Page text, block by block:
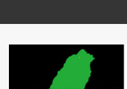
to
content